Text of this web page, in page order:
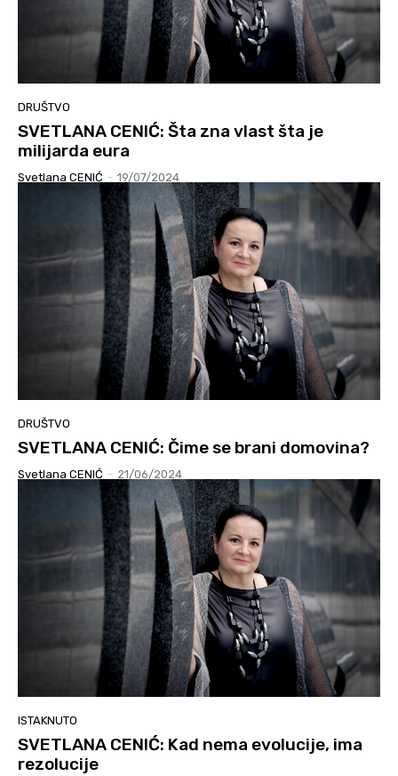
DRUŠTVO
SVETLANA CENIĆ: Šta zna vlast šta je
milijarda eura
Svetlana CENIĆ - 19/07/2024
DRUŠTVO
SVETLANA CENIĆ: Čime se brani domovina?
Svetlana CENIĆ - 21/06/2024
ISTAKNUTO
SVETLANA CENIĆ: Kad nema evolucije, ima
rezolucije